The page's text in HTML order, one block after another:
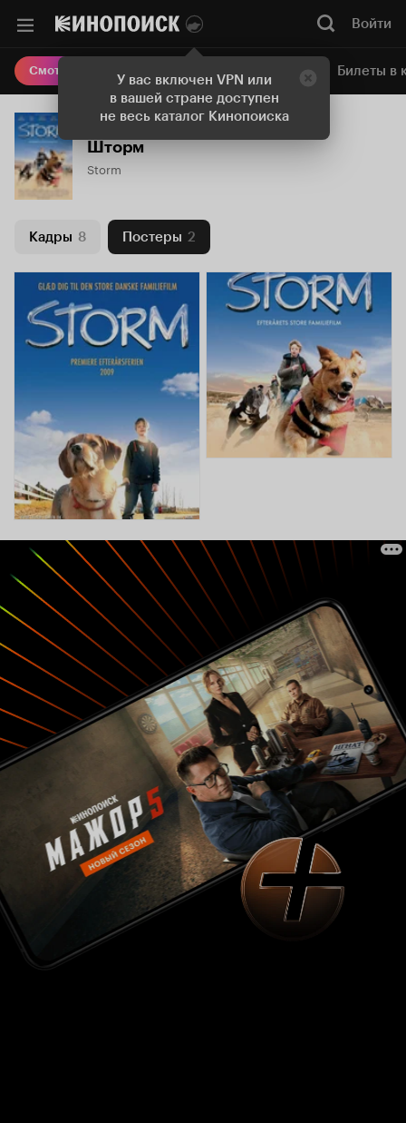
У вас включен VPN или
в вашей стране доступен
не весь каталог Кинопоиска
Войти
Смотреть кино Онлайн-кинотеатр Билеты в
Шторм
Storm
Кадры 8 Постеры 2